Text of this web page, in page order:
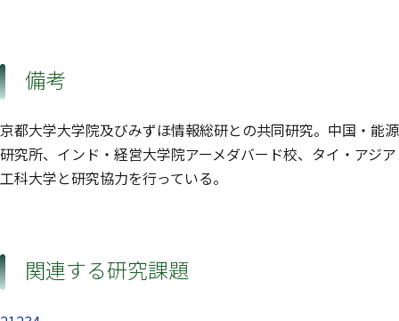
備考
京都大学大学院及びみずほ情報総研との共同研究。中国・能源
研究所、インド・経営大学院アーメダバード校、タイ・アジア
工科大学と研究協力を行っている。
関連する研究課題